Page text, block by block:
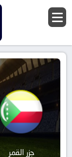
جزر القمر